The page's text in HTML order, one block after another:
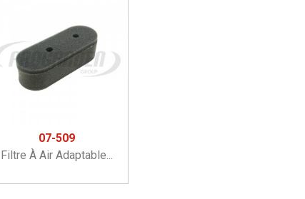
07-509
Filtre À Air Adaptable...